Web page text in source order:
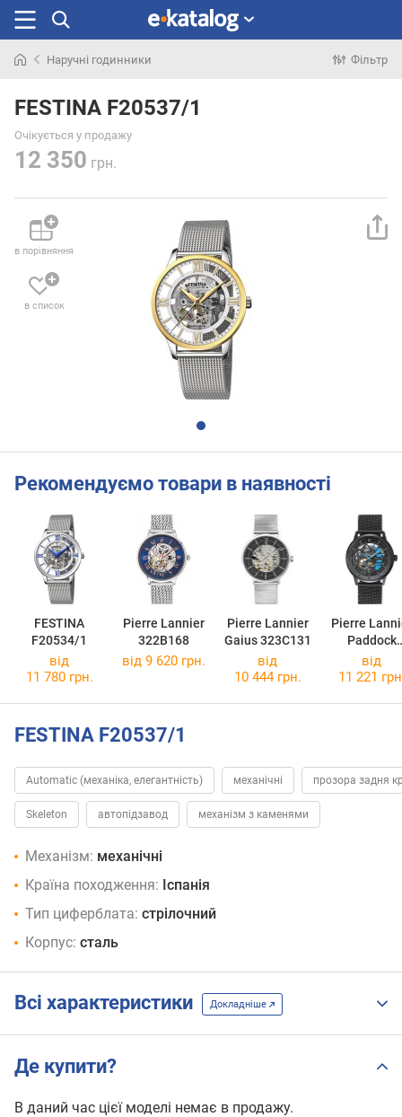
раніше
Наручні годинники Фільтр
FESTINA F20537/1
Очікується у продажу
12 350 грн.
в порівняння
в список
Рекомендуємо товари в наявності
FESTINA
F20534/1
Pierre Lannier
322B168
Pierre Lannier
Gaius 323C131
Pierre
Paddock
345A469
від
11 780 грн.
від 9 620 грн.
від
10 444 грн.
від
11 221
FESTINA F20537/1
Automatic (механіка, елегантність) механічні прозора задня
Skeleton автопідзавод механізм з каменями
Механізм: механічні
Країна походження: Іспанія
Тип циферблата: стрілочний
Корпус: сталь
Всі характеристики Докладніше
Де купити?
В даний час цієї моделі немає в продажу.